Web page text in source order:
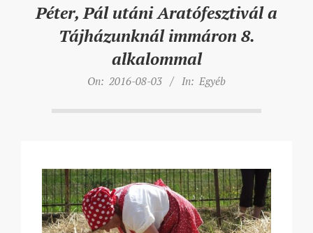
Péter, Pál utáni Aratófesztivál a
Tájházunknál immáron 8.
alkalommal
On: 2016-08-03 In: Egyéb